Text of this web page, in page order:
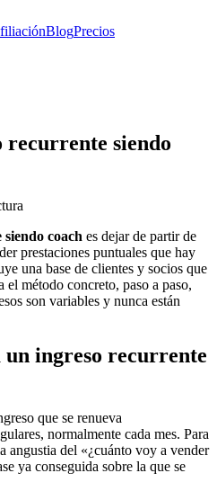
BlogPrecios
recurrente siendo
coach es dejar de partir de
prestaciones puntuales que hay
una base de clientes y socios que
método concreto, paso a paso,
son variables y nunca están
ingreso recurrente
que se renueva
normalmente cada mes. Para
angustia del «¿cuánto voy a vender
ya conseguida sobre la que se